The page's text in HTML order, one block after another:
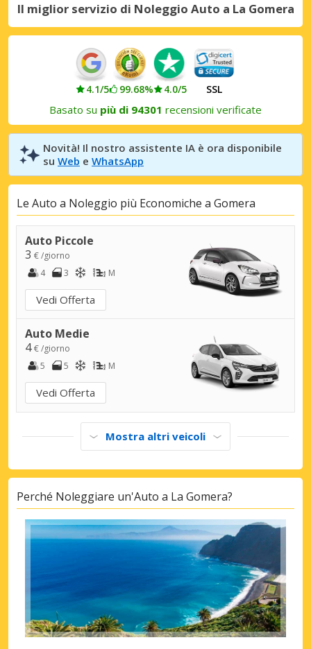
Il miglior servizio di Noleggio Auto a La Gomera
4.1/5 99.68% 4.0/5 SSL
Basato su più di 94301 recensioni verificate
Novità! Il nostro assistente IA è ora disponibile
su Web e WhatsApp
Le Auto a Noleggio più Economiche a Gomera
Auto Piccole
3 € /giorno
4
3 M
Vedi Offerta
Auto Medie
4€ /giorno
5
5 M
Vedi Offerta
Mostra altri veicoli
Perché Noleggiare un'Auto a La Gomera?